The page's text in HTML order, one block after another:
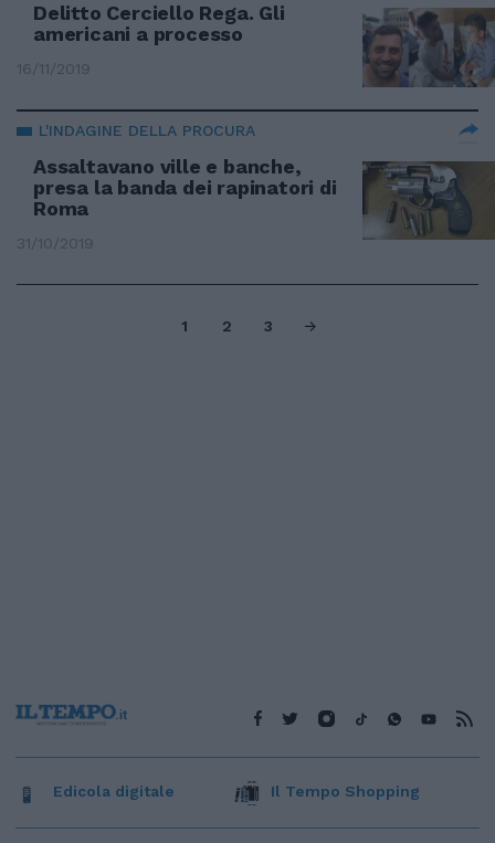
Delitto Cerciello Rega. Gli
americani a processo
16/11/2019
L'INDAGINE DELLA PROCURA
Assaltavano ville e banche,
presa la banda dei rapinatori di
Roma
31/10/2019
1 2 3
Edicola digitale Il Tempo Shopping